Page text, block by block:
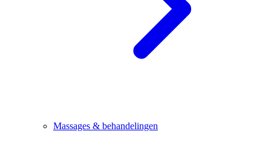
Massages & behandelingen